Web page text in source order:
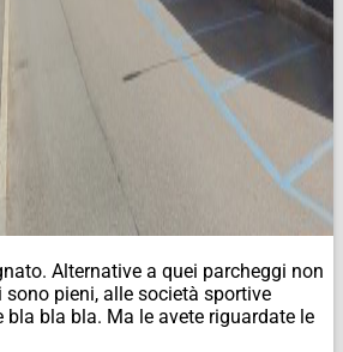
Alternative a quei parcheggi non
pieni, alle società sportive
bla bla bla. Ma le avete riguardate le